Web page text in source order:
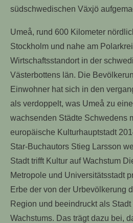
südschwedischen Växjö
Umeå, rund 600 Kilometer
Stockholm und nahe am
Wirtschaftsstandort in der
Västerbottens län. Die
Einwohner hat sich in den
als verdoppelt, was Umeå zu
wachsenden Städte Schwedens
europäische Kulturhauptstadt
Star-Buchautors Stieg Larsson
Stadt trifft Kultur auf Wachstum
Metropole und Universitätsstadt
Erbe der von der Urbevölkerung
Region und beeindruckt als
Wachstums. Das trägt dazu bei,